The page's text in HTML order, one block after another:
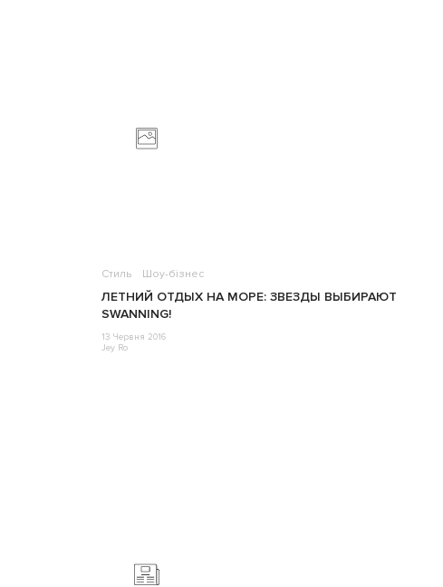
Стиль Шоу-бізнес
ЛЕТНИЙ ОТДЫХ НА МОРЕ: ЗВЕЗДЫ ВЫБИРАЮТ
SWANNING!
13 Червня 2016
Jey Ro